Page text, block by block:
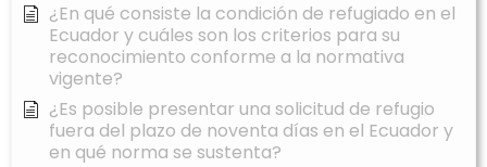
¿En qué consiste la condición de refugiado en el
Ecuador y cuáles son los criterios para su
reconocimiento conforme a la normativa
vigente?
¿Es posible presentar una solicitud de refugio
fuera del plazo de noventa días en el Ecuador y
en qué norma se sustenta?